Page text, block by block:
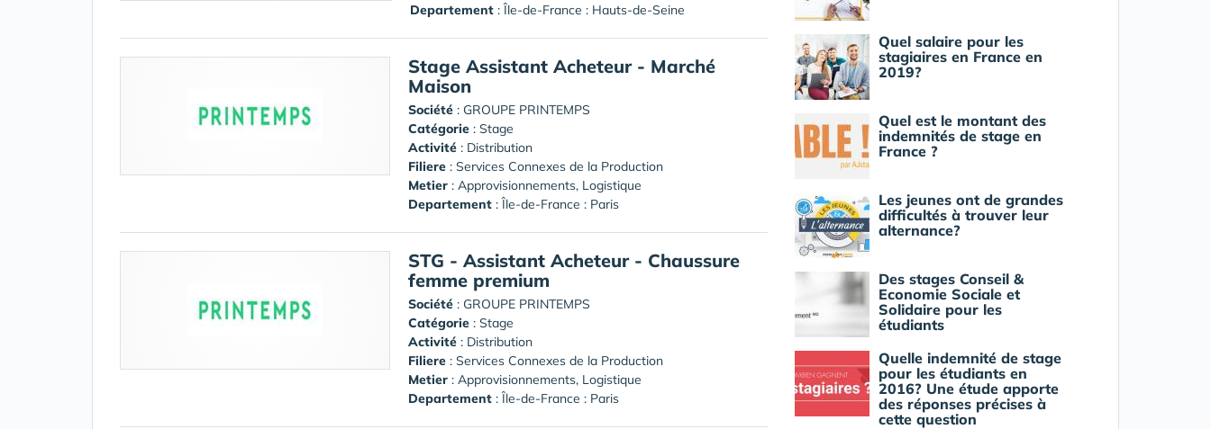
Departement : Île-de-France : Hauts-de-Seine
Stage Assistant Acheteur - Marché
Maison
Société : GROUPE PRINTEMPS
Catégorie : Stage
Activité : Distribution
Filiere : Services Connexes de la Production
Metier : Approvisionnements, Logistique
Departement : Île-de-France : Paris
STG - Assistant Acheteur - Chaussure
femme premium
Société : GROUPE PRINTEMPS
Catégorie : Stage
Activité : Distribution
Filiere : Services Connexes de la Production
Metier : Approvisionnements, Logistique
Departement : Île-de-France : Paris
Quel salaire pour les
stagiaires en France en
2019?
Quel est le montant des
indemnités de stage en
France ?
Les jeunes ont de grandes
difficultés à trouver leur
alternance?
Des stages Conseil &
Economie Sociale et
Solidaire pour les
étudiants
Quelle indemnité de stage
pour les étudiants en
2016? Une étude apporte
des réponses précises à
cette question